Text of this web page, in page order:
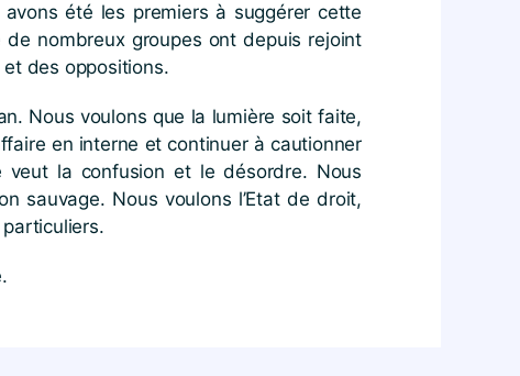
été les premiers à suggérer cette
nombreux groupes ont depuis rejoint
et des oppositions.
Nous voulons que la lumière soit faite,
en interne et continuer à cautionner
la confusion et le désordre. Nous
sauvage. Nous voulons l’Etat de droit,